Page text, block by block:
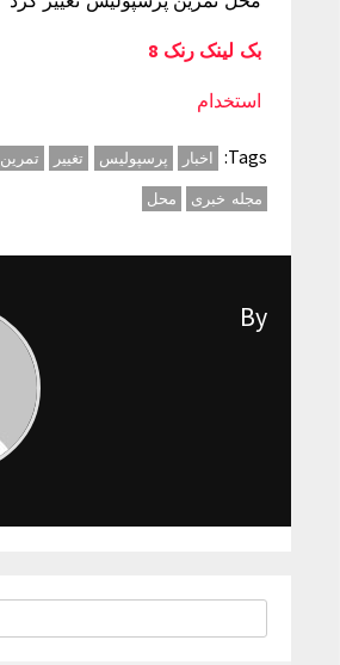
بک لینک رنک 8
استخدام
Tags: اخبار پرسپولیس تغییر تمرین
مجله خبری
محل
By